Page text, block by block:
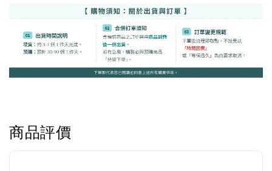
Greenies 健綠｜潔牙餅
NT$ 119 TWD
- +
商品評價